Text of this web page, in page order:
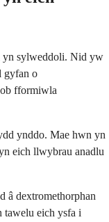
yn sylweddoli. Nid yw
gyfan o
fformiwla
ynddo. Mae hwn yn
eich llwybrau anadlu
â dextromethorphan
eich ysfa i